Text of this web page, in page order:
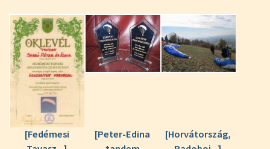
[Fedémesi
[Peter-Edina
[Horvátország,